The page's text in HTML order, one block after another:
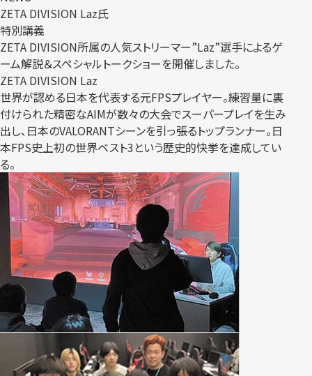
ZETA DIVISION Laz氏
特別講義
ZETA DIVISION所属の人気ストリーマー”Laz”選手によるゲ
ーム解説＆スペシャルトークショーを開催しました。
ZETA DIVISION Laz
世界が認める日本を代表する元FPSプレイヤー。練習量に裏
付けられた精密なAIMが数々の大会でスーパープレイを生み
出し、日本のVALORANTシーンを引っ張るトップランナー。日
本FPS史上初の世界ベスト3という歴史的快挙を達成してい
る。